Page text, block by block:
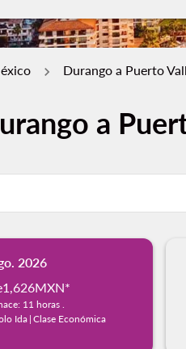
Durango a Puerto
a
2026
1,626MXN*
11 horas .
Ida | Clase Económica